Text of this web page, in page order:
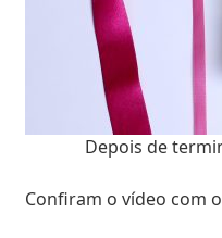
Depois de
Confiram o vídeo com